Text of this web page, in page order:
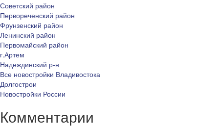
Советский район
Первореченский район
Фрунзенский район
Ленинский район
Первомайский район
г.Артем
Надеждинский р-н
Все новостройки Владивостока
Долгострои
Новостройки России
Комментарии